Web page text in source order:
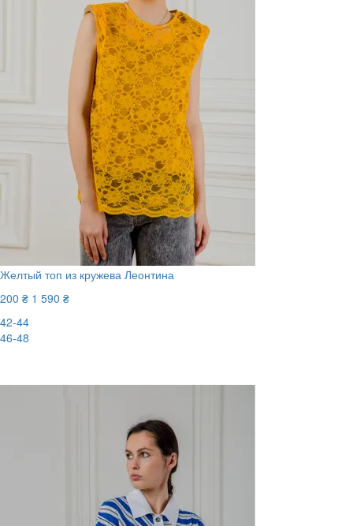
Желтый топ из кружева Леонтина
200 ₴ 1 590 ₴
42-44
46-48